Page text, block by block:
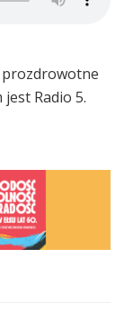
prozdrowotne
Radio 5.